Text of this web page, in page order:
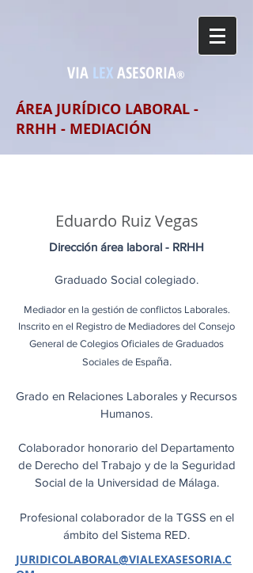
VIA LEXASESORIA®
ÁREA JURÍDICO LABORAL -
RRHH - MEDIACIÓN
Eduardo Ruiz Vegas
Dirección área laboral - RRHH
Graduado Social colegiado​.
Mediador en la gestión de conflictos Laborales.
Inscrito en el Registro de Mediadores del Consejo
General de Colegios Oficiales de Graduados
Sociales de España.
Grado en Relaciones Laborales y Recursos
Humanos.​​
Colaborador honorario del Departamento
de Derecho del Trabajo y de la Seguridad
Social de la Universidad de Málaga.
Profesional colaborador de la TGSS en el
ámbito del Sistema RED.
JURIDICOLABORAL@VIALEXASESORIA.C